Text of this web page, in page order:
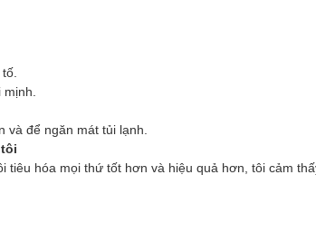
và để ngăn mát tủi lạnh.
hóa mọi thứ tốt hơn và hiệu quả hơn, tôi cảm